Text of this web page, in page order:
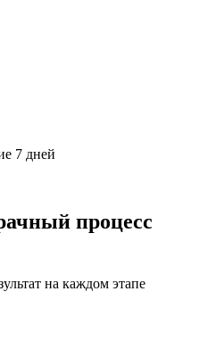
7 дней
процесс
на каждом этапе